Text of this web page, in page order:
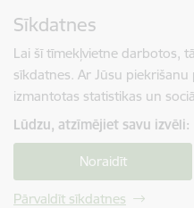
Sīkdatnes
Lai šī tīmekļvietne darbotos,
sīkdatnes. Ar Jūsu
izmantotas statistikas un
Lūdzu, atzīmējiet savu izvēli:
Noraidīt
Pārvaldīt sīkdatnes